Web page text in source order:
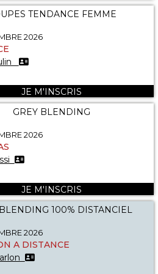
TENDANCE FEMME
2026
JE M'INSCRIS
GREY BLENDING
2026
JE M'INSCRIS
100% DISTANCIEL
2026
A DISTANCE